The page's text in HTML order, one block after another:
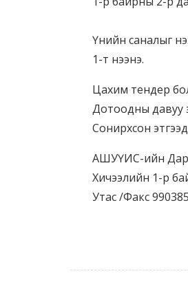
Үнийн саналыг
1-т нээнэ.
Цахим тендер
Дотоодны давуу
Сонирхсон
АШУҮИС-ийн
Хичээлийн 1-р
Утас /Факс